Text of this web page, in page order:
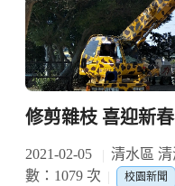
修剪雜枝 喜迎新春
2021-02-05 清水區
數：1079 次
校園新聞